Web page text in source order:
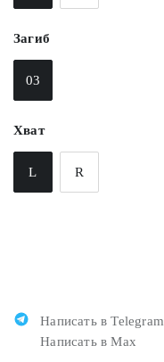
Загиб
03
Хват
L R
Написать в Telegram
Написать в Max